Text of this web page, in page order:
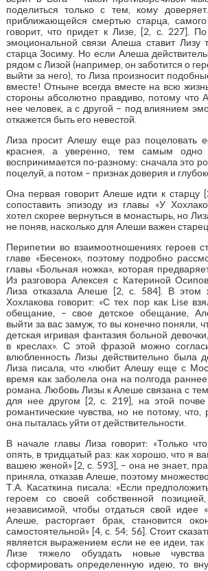
поделиться только с тем, кому
приближающейся смертью старца,
говорит, что придет к Лизе, [2, с. 227].
эмоциональной связи Алеша ставит Лизу
старца Зосиму. Но если Алеша
рядом с Лизой (например, он заботится о
выйти за него), то Лиза произносит
вместе! Отныне всегда вместе на всю
стороны абсолютно правдиво, потому что
нее человек, а с другой – под влиянием
откажется быть его невестой.
Лиза просит Алешу еще раз поцеловать
краснея, а уверенно, тем самым
воспринимается по-разному: сначала это
поцелуй, а потом – признак доверия и
Она первая говорит Алеше идти к старцу
сопоставить эпизоду из главы «У
хотел скорее вернуться в монастырь, но
не поняв, насколько для Алеши важен старец
Перипетии во взаимоотношениях героев
главе «Бесенок», поэтому подробно
главы «Больная ножка», которая
Из разговора Алексея с Катериной
Лиза отказала Алеше [2, с. 584]. В этом
Хохлакова говорит: «С тех пор как Lise
обещание, – свое детское обещание,
выйти за вас замуж, то вы конечно поняли,
детская игривая фантазия больной
в креслах». С этой фразой можно
влюбленность Лизы действительно была
Лиза писала, что «любит Алешу еще с
время как заболела она на полгода
романа. Любовь Лизы к Алеше связана с
для нее другом [2, с. 219], на этой почве
романтические чувства, но не потому,
она пыталась уйти от действительности.
В начале главы Лиза говорит: «Только
опять, в тридцатый раз: как хорошо, что я
вашею женой» [2, с. 593], – она не знает,
приняла, отказав Алеше, поэтому
Т.А. Касаткина писала: «Если
героем со своей собственной
независимой, чтобы отдаться свой идее
Алеше, расторгает брак, становится
самостоятельной» [4, с. 54; 56]. Стоит
является выражением если не ее идеи, так
Лизе тяжело обуздать новые
сформировать определенную идею, то